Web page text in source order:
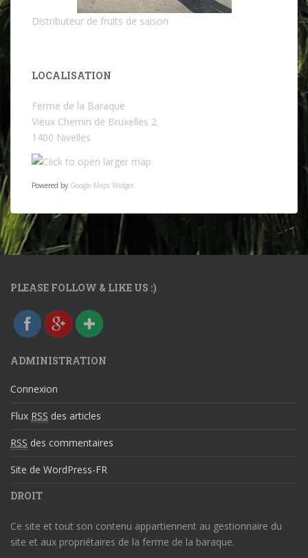
Distributeur de fruits de saison
LOCALISATION
Ferme de la Baraque
Vieux Chemin de Bruxelles 2
1400 Nivelles
Powered by Google Maps Widget
PLEASE FOLLOW & LIKE US :)
https://fer
medelabar
aque.be/?
">
ADMINISTRATION
Connexion
Flux RSS des articles
RSS des commentaires
Site de WordPress-FR
DROIT
Ce site et tout son contenu appartiennent au gestionnaire du
site et aux propriétaires de la ferme de la baraque.